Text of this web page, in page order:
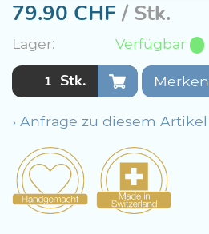
79.90 CHF/ Stk.
Lager: Verfügbar
Stk. Merken
› Anfrage zu diesem Artikel